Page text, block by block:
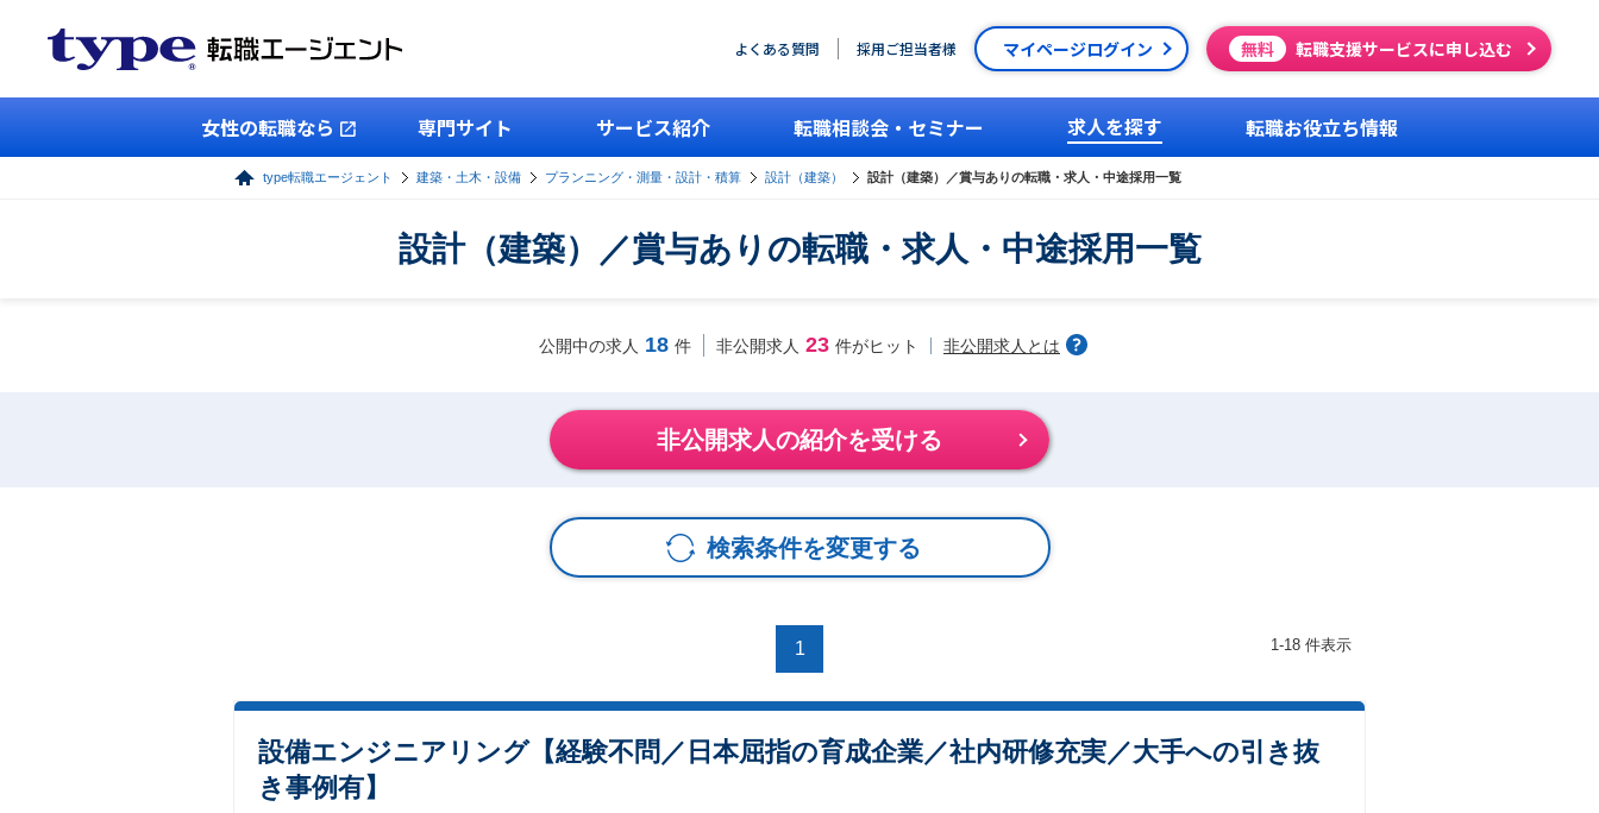
よくある質問 採用ご担当者様 マイページログイン 無料 転職支援サービスに申し込む
女性の転職なら 専門サイト サービス紹介 転職相談会・セミナー 求人を探す 転職お役立ち情報
type転職エージェント 建築・土木・設備 プランニング・測量・設計・積算 設計（建築） 設計（建築）／賞与ありの転職・求人・中途採用一覧
設計（建築）／賞与ありの転職・求人・中途採用一覧
公開中の求人 18 件 非公開求人 23 件がヒット 非公開求人とは
非公開求人の紹介を受ける
検索条件を変更する
1 1-18 件表示
設備エンジニアリング【経験不問／日本屈指の育成企業／社内研修充実／大手への引き抜
き事例有】